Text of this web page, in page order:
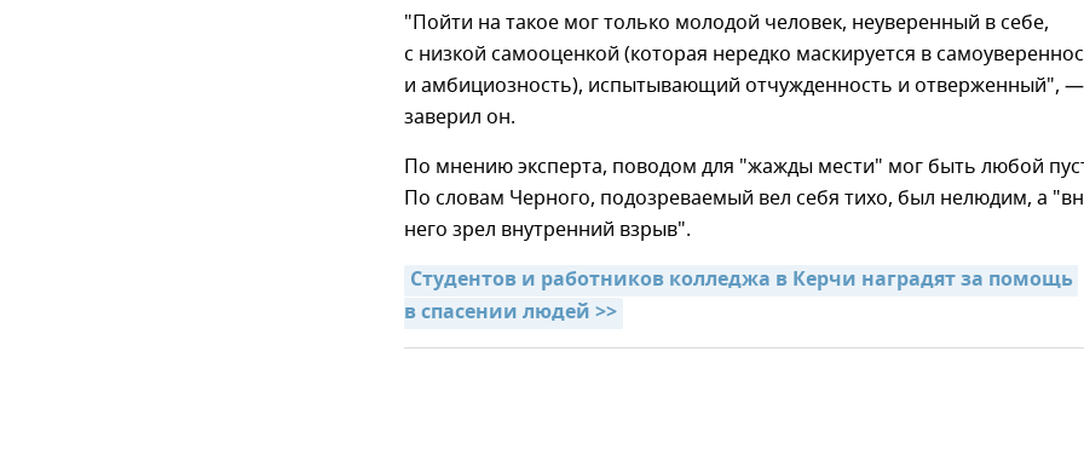
"Пойти на такое мог только молодой человек, неуверенный в себе,
с низкой самооценкой (которая нередко маскируется в
и амбициозность), испытывающий отчужденность и отверженный", —
заверил он.
По мнению эксперта, поводом для "жажды мести" мог быть любой
По словам Черного, подозреваемый вел себя тихо, был нелюдим, а
него зрел внутренний взрыв".
Студентов и работников колледжа в Керчи наградят за помощь
в спасении людей >>